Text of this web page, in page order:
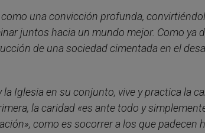
una convicción profunda,
juntos hacia un mundo mejor. Como ya
de una sociedad cimentada en el
Iglesia en su conjunto, vive y practica la
la caridad «es ante todo y
como es socorrer a los que padecen